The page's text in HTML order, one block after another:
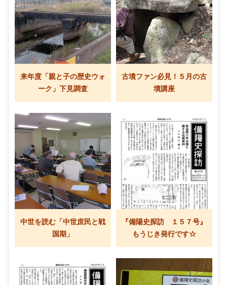
来年度「親と子の歴史ウォ
ーク」下見調査
古墳ファン必見！５月の古
墳講座
中世を読む「中世庶民と戦
国期」
『備陽史探訪 １５７号』
もうじき発行です☆